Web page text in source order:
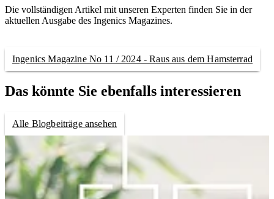
Die vollständigen Artikel mit unseren Experten finden Sie in der
aktuellen Ausgabe des Ingenics Magazines.
Ingenics Magazine No 11 / 2024 - Raus aus dem Hamsterrad
Das könnte Sie ebenfalls interessieren
Alle Blogbeiträge ansehen